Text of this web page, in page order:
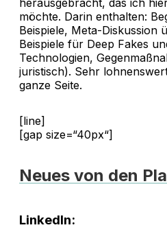
möchte. Darin enthalten:
Beispiele, Meta-Diskussion
Beispiele für Deep Fakes
Technologien,
juristisch). Sehr
ganze Seite.
[line]
[gap size=“40px“]
Neues von den
LinkedIn: